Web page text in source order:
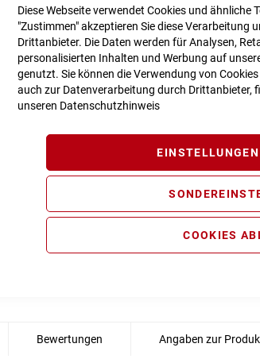
Diese Webseite verwendet Cookies und ähnliche
"Zustimmen" akzeptieren Sie diese Verarbeitung
Drittanbieter. Die Daten werden für Analysen,
personalisierten Inhalten und Werbung auf
genutzt. Sie können die Verwendung von
auch zur Datenverarbeitung durch Drittanbieter,
unseren Datenschutzhinweis
COOKIES
Bewertungen Angaben zur